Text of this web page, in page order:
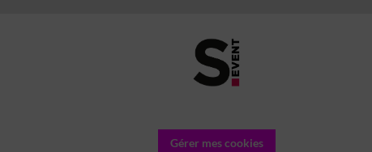
Gérer mes cookies